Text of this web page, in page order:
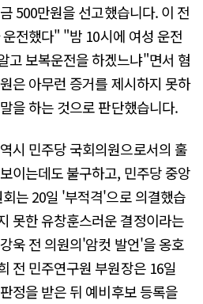
500만원을 선고했습니다. 이 전
전했다" "밤 10시에 여성 운전
고 보복운전을 하겠느냐"면서 혐
은 아무런 증거를 제시하지 못하
을 하는 것으로 판단했습니다.
시 민주당 국회의원으로서의 훌
이는데도 불구하고, 민주당 중앙
는 20일 '부적격'으로 의결했습
못한 유창훈스러운 결정이라는
욱 전 의원의'암컷 발언'을 옹호
전 민주연구원 부원장은 16일
정을 받은 뒤 예비후보 등록을